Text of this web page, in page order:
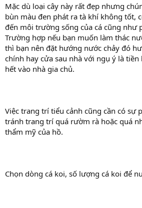
Mặc dù loại cây này rất đẹp nhưng
bùn màu đen phát ra tà khí không tốt,
đến môi trường sống của cá cũng như
Trường hợp nếu bạn muốn làm thác
thì bạn nên đặt hướng nước chảy đó
chính hay cửa sau nhà với ngụ ý là tiền
hết vào nhà gia chủ.
Việc trang trí tiểu cảnh cũng cần có sự
tránh trang trí quá rườm rà hoặc quá
thẩm mỹ của hồ.
Chọn dòng cá koi, số lượng cá koi để